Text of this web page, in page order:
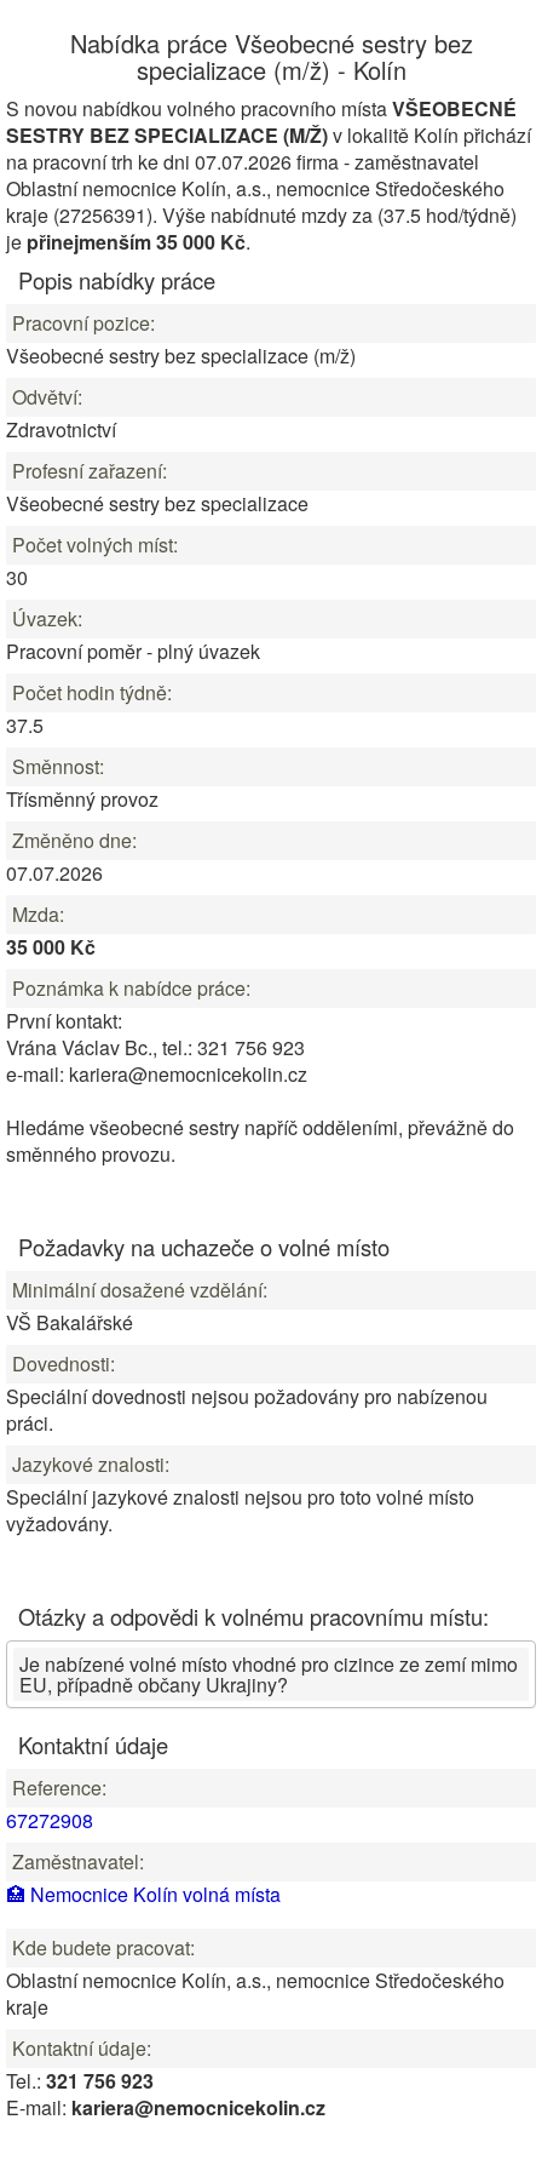
Nabídka práce Všeobecné sestry bez
specializace (m/ž) - Kolín
S novou nabídkou volného pracovního místaVŠEOBECNÉ
SESTRY BEZ SPECIALIZACE (M/Ž)v lokalitě Kolín přichází
na pracovní trh ke dni 07.07.2026 firma - zaměstnavatel
Oblastní nemocnice Kolín, a.s., nemocnice Středočeského
kraje (27256391). Výše nabídnuté mzdy za (37.5 hod/týdně)
je přinejmenším 35 000 Kč.
Popis nabídky práce
Pracovní pozice:
Všeobecné sestry bez specializace (m/ž)
Odvětví:
Zdravotnictví
Profesní zařazení:
Všeobecné sestry bez specializace
Počet volných míst:
30
Úvazek:
Pracovní poměr - plný úvazek
Počet hodin týdně:
37.5
Směnnost:
Třísměnný provoz
Změněno dne:
07.07.2026
Mzda:
35 000 Kč
Poznámka k nabídce práce:
První kontakt:
Vrána Václav Bc., tel.: 321 756 923
e-mail: kariera@nemocnicekolin.cz
Hledáme všeobecné sestry napříč odděleními, převážně do
směnného provozu.
Požadavky na uchazeče o volné místo
Minimální dosažené vzdělání:
VŠ Bakalářské
Dovednosti:
Speciální dovednosti nejsou požadovány pro nabízenou
práci.
Jazykové znalosti:
Speciální jazykové znalosti nejsou pro toto volné místo
vyžadovány.
Otázky a odpovědi k volnému pracovnímu místu:
Je nabízené volné místo vhodné pro cizince ze zemí mimo
EU, případně občany Ukrajiny?
Kontaktní údaje
Reference:
67272908
Zaměstnavatel:
🏥 Nemocnice Kolín volná místa
Kde budete pracovat:
Oblastní nemocnice Kolín, a.s., nemocnice Středočeského
kraje
Kontaktní údaje:
Tel.: 321 756 923
E-mail: kariera@nemocnicekolin.cz